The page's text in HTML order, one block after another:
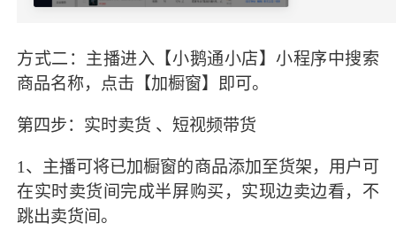
方式二：主播进入【小鹅通小店】小程序中搜索
商品名称，点击【加橱窗】即可。
第四步：实时卖货 、短视频带货
1、主播可将已加橱窗的商品添加至货架，用户可
在实时卖货间完成半屏购买，实现边卖边看，不
跳出卖货间。